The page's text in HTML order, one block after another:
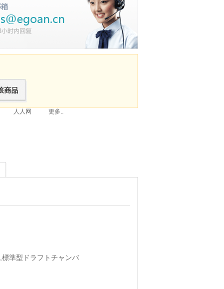
人人网 更多..
準型ドラフトチャンバ